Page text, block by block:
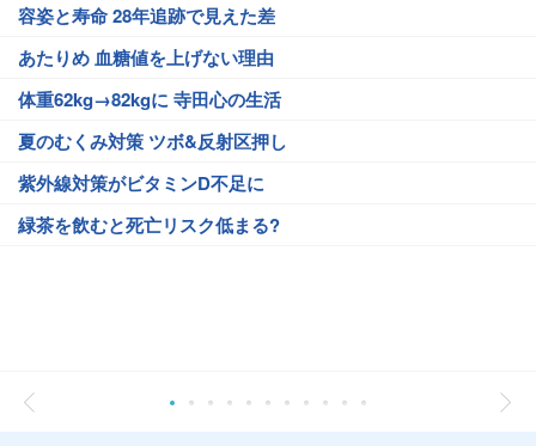
容姿と寿命 28年追跡で見えた差
あたりめ 血糖値を上げない理由
体重62kg→82kgに 寺田心の生活
夏のむくみ対策 ツボ&反射区押し
紫外線対策がビタミンD不足に
緑茶を飲むと死亡リスク低まる?